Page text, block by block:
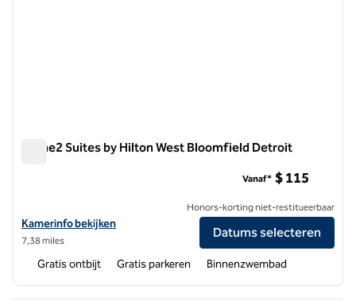
Home2 Suites by Hilton West Bloomfield Detroit
Bekijk hoteldetails voor Home2 Suites by Hilton West Bloomfield
Kamerinfo bekijken
7,38 miles
Vanaf* $ 115
Honors-korting niet-restitueerbaar
Datums selecteren
Gratis ontbijt Gratis parkeren Binnenzwembad